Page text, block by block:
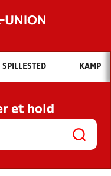
Hvad vil du søge efter?
OG NYHEDER
KLUBBER OG
SPILLESTED KAMP
et hold